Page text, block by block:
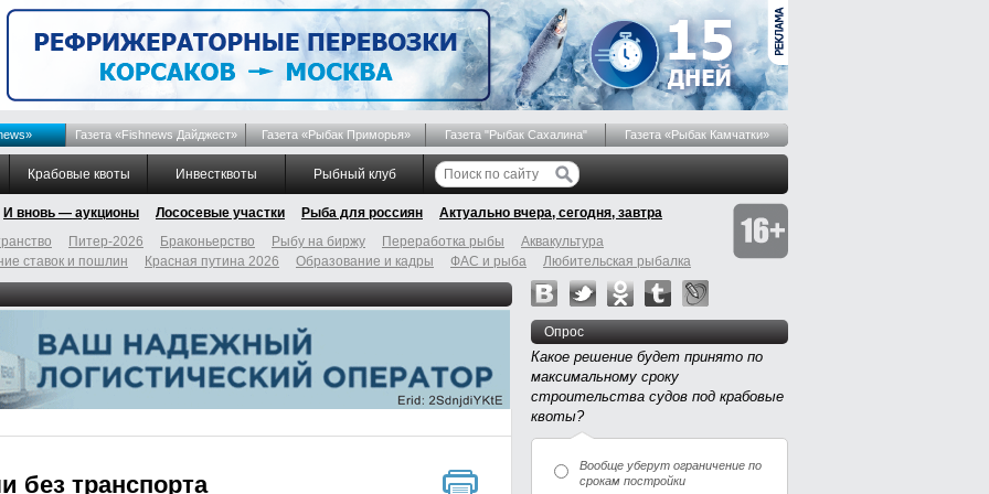
Газета «Fishnews Дайджест» Газета «Рыбак Приморья» Газета "Рыбак Сахалина" Газета «Рыбак Камчатки»
Крабовые квоты Инвестквоты Рыбный клуб
И вновь — аукционы Лососевые участки Рыба для россиян
Актуально вчера, сегодня, завтра
Питер-2026 Браконьерство Рыбу на биржу Переработка рыбы
Аквакультура
ставок и пошлин Красная путина 2026 Образование и кадры ФАС и рыба Любительская рыбалка
без транспорта
Опрос
Какое решение будет принято по
максимальному сроку
строительства судов под крабовые
квоты?
Вообще уберут ограничение по
срокам постройки